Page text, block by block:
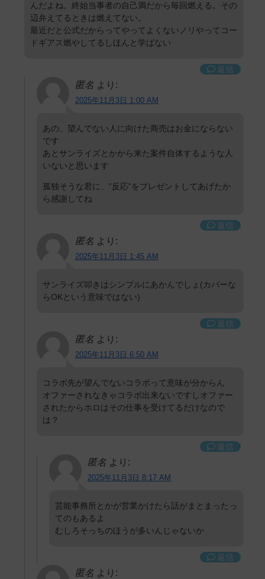
んだよね。終始当事者の自己満だから毎回燃える。その
辺弁えてるときは燃えてない。
最近だと公式だからってやってよくないノリやってコー
ドギアス燃やしてるしほんと学ばない
返信
匿名 より:
2025年11月3日 1:00 AM
あの、望んでない人に向けた商売はお金にならない
です
あとサンライズとかから来た案件自体するような人
いないと思います
孤独そうな君に、”反応”をプレゼントしてあげたか
ら感謝してね
返信
匿名 より:
2025年11月3日 1:45 AM
サンライズ叩きはシンプルにあかんでしょ(カバーな
らOKという意味ではない)
返信
匿名 より:
2025年11月3日 6:50 AM
コラボ先が望んでないコラボって意味が分からん
オファーされなきゃコラボ出来ないですしオファー
されたからホロはその仕事を受けてるだけなので
は？
返信
匿名 より:
2025年11月3日 8:17 AM
芸能事務所とかが営業かけたら話がまとまったっ
てのもあるよ
むしろそっちのほうが多いんじゃないか
返信
匿名 より: